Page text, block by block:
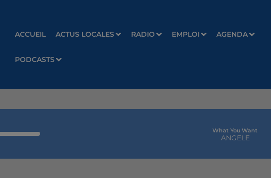
ACCUEIL ACTUS LOCALES RADIO EMPLOI AGENDA
PODCASTS
What You Want
ANGELE